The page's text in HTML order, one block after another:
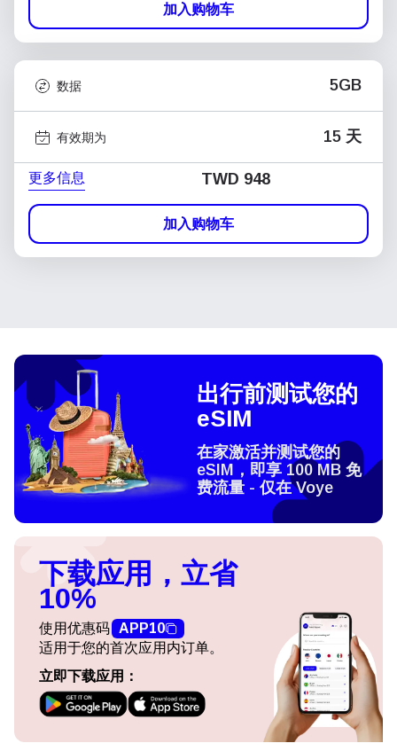
加入购物车
数据 5GB
有效期为 15 天
更多信息 TWD 948
加入购物车
出行前测试您的
eSIM
在家激活并测试您的
eSIM，即享 100 MB 免
费流量 - 仅在 Voye
下载应用，立省
10%
使用优惠码 APP10
适用于您的首次应用内订单。
立即下载应用：